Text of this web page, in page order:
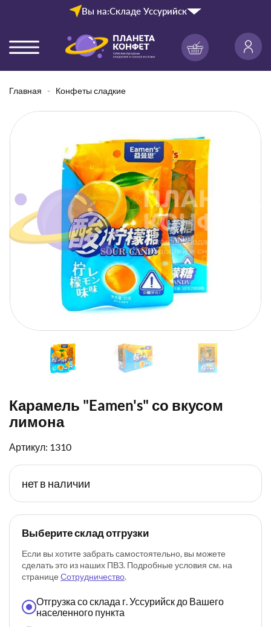
Вы на:Складе Уссурийск
Главная Конфеты сладкие
Карамель "Eamen's" со вкусом
лимона
Артикул: 1310
нет в наличии
Выберите склад отгрузки
Если вы хотите забрать самостоятельно, вы можете
сделать это из наших ПВЗ. Подробные условия см. на
странице Сотрудничество.
Отгрузка со склада г. Уссурийск до Вашего
населенного пункта